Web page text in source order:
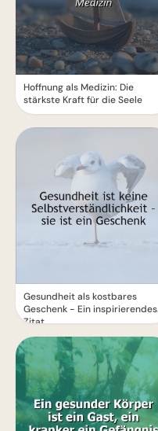
Hoffnung als Medizin: Die
stärkste Kraft für die Seele
Gesundheit als kostbares
Geschenk - Ein inspirierendes
Zitat